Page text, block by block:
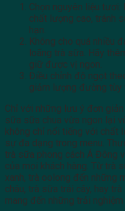
Chọn nguyên liệu
chất lượng cao, tránh
hạn.
Không cho quá nhiều
loãng trà sữa. Hãy
giữ được vị ngon.
Điều chỉnh độ ngọt
giảm lượng đường tùy
Chỉ với những lưu ý đơn
sữa sữa chua vừa ngon lại
không chỉ nổi tiếng với chất
sự đa dạng trong menu.
trà sữa phong cách Á Đông
của mọi khách hàng. Từ trà
xanh, trà oolong đến những
châu, trà sữa trái cây, hay
mang đến những trải